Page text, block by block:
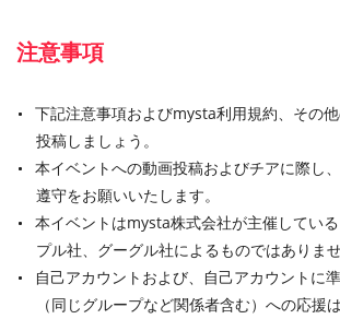
注意事項
下記注意事項およびmysta利用規約、その
投稿しましょう。
本イベントへの動画投稿およびチアに際し
遵守をお願いいたします。
本イベントはmysta株式会社が主催してい
プル社、グーグル社によるものではありませ
自己アカウントおよび、自己アカウントに
（同じグループなど関係者含む）への応援